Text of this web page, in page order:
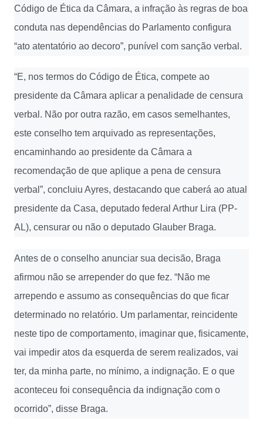
Código de Ética da Câmara, a infração às regras de boa
conduta nas dependências do Parlamento configura
“ato atentatório ao decoro”, punível com sanção verbal.
“E, nos termos do Código de Ética, compete ao
presidente da Câmara aplicar a penalidade de censura
verbal. Não por outra razão, em casos semelhantes,
este conselho tem arquivado as representações,
encaminhando ao presidente da Câmara a
recomendação de que aplique a pena de censura
verbal”, concluiu Ayres, destacando que caberá ao atual
presidente da Casa, deputado federal Arthur Lira (PP-
AL), censurar ou não o deputado Glauber Braga.
Antes de o conselho anunciar sua decisão, Braga
afirmou não se arrepender do que fez. “Não me
arrependo e assumo as consequências do que ficar
determinado no relatório. Um parlamentar, reincidente
neste tipo de comportamento, imaginar que, fisicamente,
vai impedir atos da esquerda de serem realizados, vai
ter, da minha parte, no mínimo, a indignação. E o que
aconteceu foi consequência da indignação com o
ocorrido”, disse Braga.